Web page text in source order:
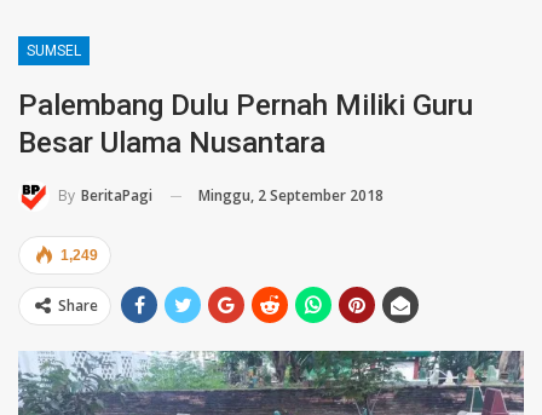
SUMSEL
Palembang Dulu Pernah Miliki Guru
Besar Ulama Nusantara
By BeritaPagi Minggu, 2 September 2018
1,249
Share